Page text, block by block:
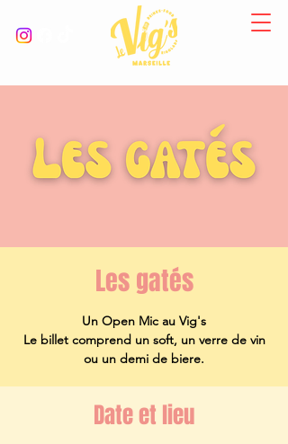
Les gatés
Un Open Mic au Vig's
Le billet comprend un soft, un verre de vin
ou un demi de biere.
Date et lieu